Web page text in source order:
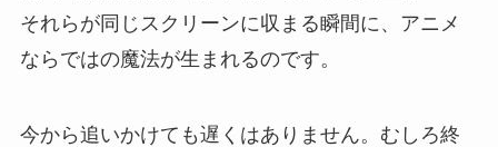
それらが同じスクリーンに収まる瞬間に、アニメ
ならではの魔法が生まれるのです。
今から追いかけても遅くはありません。むしろ終